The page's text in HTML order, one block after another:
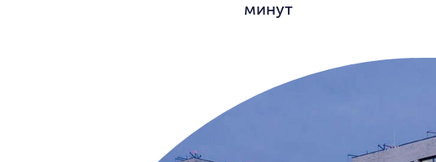
минут